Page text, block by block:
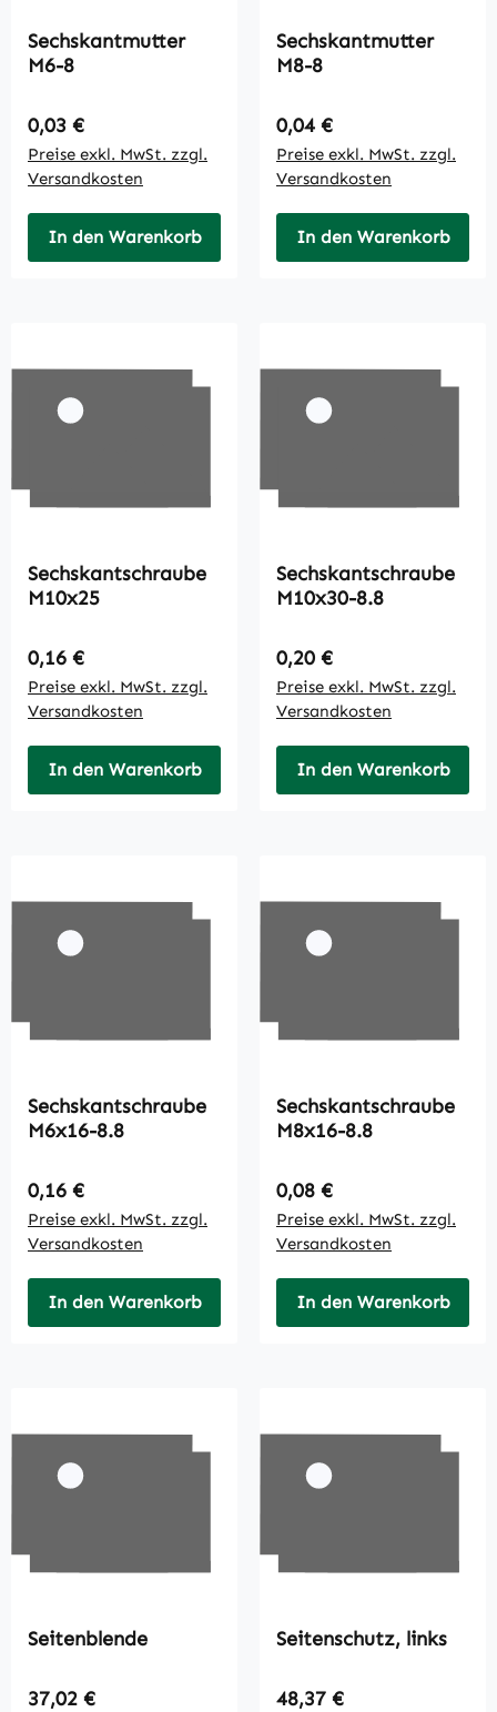
Sechskantmutter
M6-8
Regulärer Preis:
0,03 €
Preise exkl. MwSt. zzgl.
Versandkosten
In den Warenkorb
Sechskantmutter
M8-8
Regulärer Preis:
0,04 €
Preise exkl. MwSt. zzgl.
Versandkosten
In den Warenkorb
Sechskantschraube
M10x25
Regulärer Preis:
0,16 €
Preise exkl. MwSt. zzgl.
Versandkosten
In den Warenkorb
Sechskantschraube
M10x30-8.8
Regulärer Preis:
0,20 €
Preise exkl. MwSt. zzgl.
Versandkosten
In den Warenkorb
Sechskantschraube
M6x16-8.8
Regulärer Preis:
0,16 €
Preise exkl. MwSt. zzgl.
Versandkosten
In den Warenkorb
Sechskantschraube
M8x16-8.8
Regulärer Preis:
0,08 €
Preise exkl. MwSt. zzgl.
Versandkosten
In den Warenkorb
Seitenblende
Regulärer Preis:
37,02 €
Seitenschutz, links
Regulärer Preis:
48,37 €